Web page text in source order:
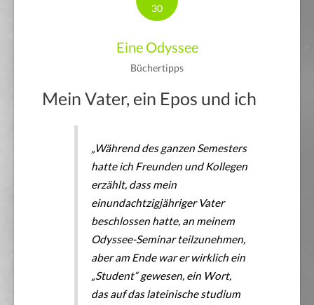
30
Eine Odyssee
Büchertipps
Mein Vater, ein Epos und ich
„Während des ganzen Semesters
hatte ich Freunden und Kollegen
erzählt, dass mein
einundachtzigjähriger Vater
beschlossen hatte, an meinem
Odyssee-Seminar teilzunehmen,
aber am Ende war er wirklich ein
„Student“ gewesen, ein Wort,
das auf das lateinischestudium